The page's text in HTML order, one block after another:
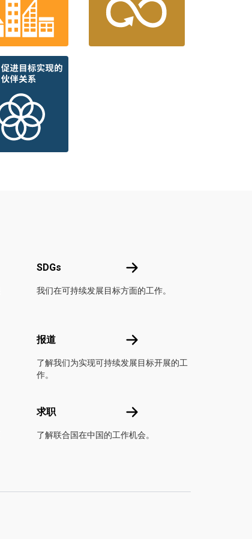
SDGs SDGs
我们在可持续发展目标方面的工作。
报道 报道
了解我们为实现可持续发展目标开展的工
作。
求职 求职
了解联合国在中国的工作机会。